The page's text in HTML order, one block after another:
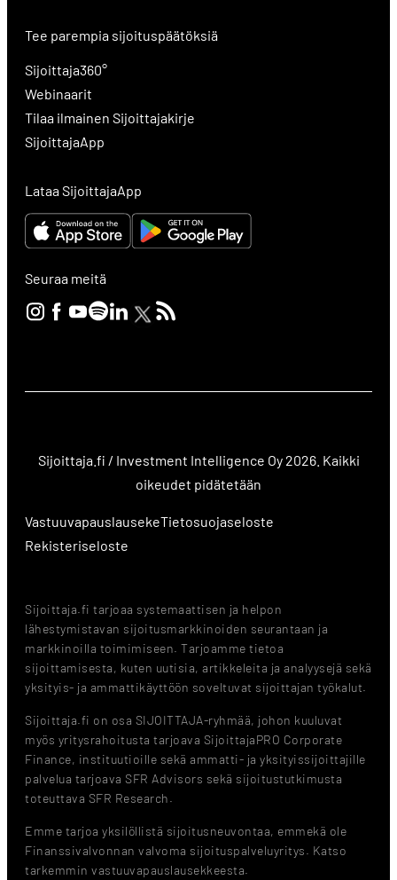
Tee parempia sijoituspäätöksiä
Sijoittaja360°
Webinaarit
Tilaa ilmainen Sijoittajakirje
SijoittajaApp
Lataa SijoittajaApp
Seuraa meitä
Sijoittaja.fi / Investment Intelligence Oy 2026. Kaikki
oikeudet pidätetään
VastuuvapauslausekeTietosuojaseloste
Rekisteriseloste
Sijoittaja.fi tarjoaa systemaattisen ja helpon
lähestymistavan sijoitusmarkkinoiden seurantaan ja
markkinoilla toimimiseen. Tarjoamme tietoa
sijoittamisesta, kuten uutisia, artikkeleita ja analyysejä sekä
yksityis- ja ammattikäyttöön soveltuvat sijoittajan työkalut.
Sijoittaja.fi on osa SIJOITTAJA-ryhmää, johon kuuluvat
myös yritysrahoitusta tarjoava SijoittajaPRO Corporate
Finance, instituutioille sekä ammatti- ja yksityissijoittajille
palvelua tarjoava SFR Advisors sekä sijoitustutkimusta
toteuttava SFR Research.
Emme tarjoa yksilöllistä sijoitusneuvontaa, emmekä ole
Finanssivalvonnan valvoma sijoituspalveluyritys. Katso
tarkemmin vastuuvapauslausekkeesta.